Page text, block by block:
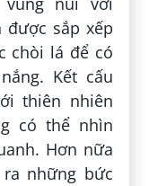
sắp xếp
chòi lá để có
Kết cấu
thiên nhiên
có thể nhìn
Hơn nữa
những bức